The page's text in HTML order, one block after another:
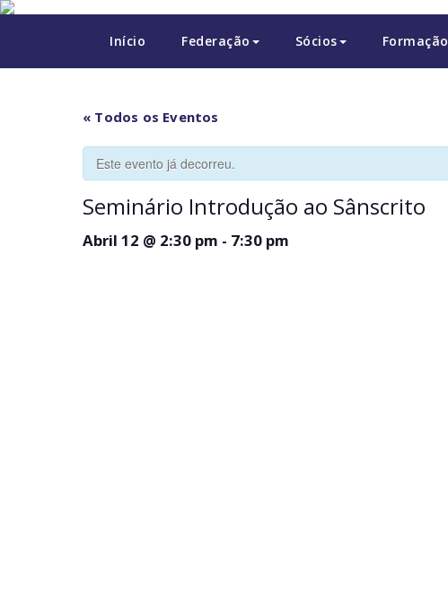
Skip
Início Federação Sócios Formação
« Todos os Eventos
Este evento já decorreu.
Seminário Introdução ao Sânscrito
Abril 12 @ 2:30 pm - 7:30 pm